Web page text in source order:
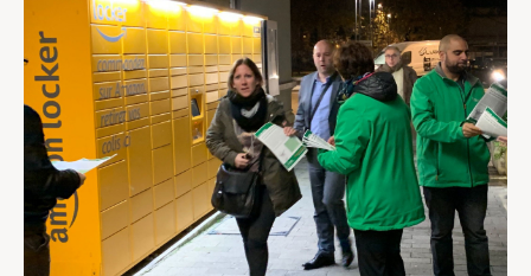
Développement professionnel
Devenir Membre
Actualités